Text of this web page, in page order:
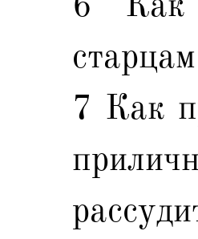
7 Как